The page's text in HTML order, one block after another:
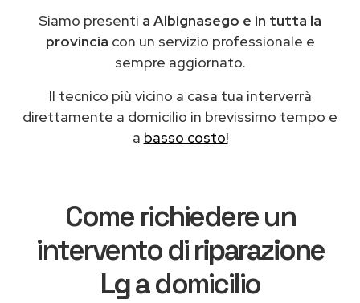
Siamo presenti a Albignasego e in tutta la
provincia con un servizio professionale e
sempre aggiornato.
Il tecnico più vicino a casa tua interverrà
direttamente a domicilio in brevissimo tempo e
a basso costo!
Come richiedere un
intervento diriparazione
Lga domicilio